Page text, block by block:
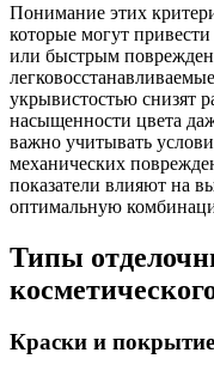
Понимание этих
которые могут
или быстрым
укрывистостью снизят
насыщенности цвета
важно учитывать
механических
показатели влияют на
оптимальную
Типы
Краски и покрытие